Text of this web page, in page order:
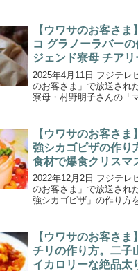
村野明子さんの出張100
今回は...
【ウワサのお客さま
コ グラノーラバー
ジェンド寮母 チア
100人前クッキング
2025年4月11日 フジテレ
のお客さま」で放送され
寮母・村野明子さんの「
ェンド寮母・村野明子さ
クッキ...
【ウワサのお客さま
強シカゴピザの作り
食材で爆食クリスマ
2022年12月2日 フジテレ
のお客さま」で放送され
強シカゴピザ」の作り方
ん”こと森朝奈さんが夢
で爆買い...
【ウワサのお客さ
チリの作り方。二子
イカロリーな絶品太